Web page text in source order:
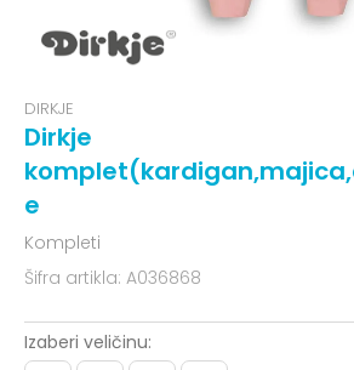
DIRKJE
Dirkje
e
Kompleti
Šifra artikla: A036868
Izaberi veličinu: